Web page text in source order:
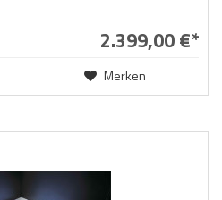
2.399,00 €*
Merken